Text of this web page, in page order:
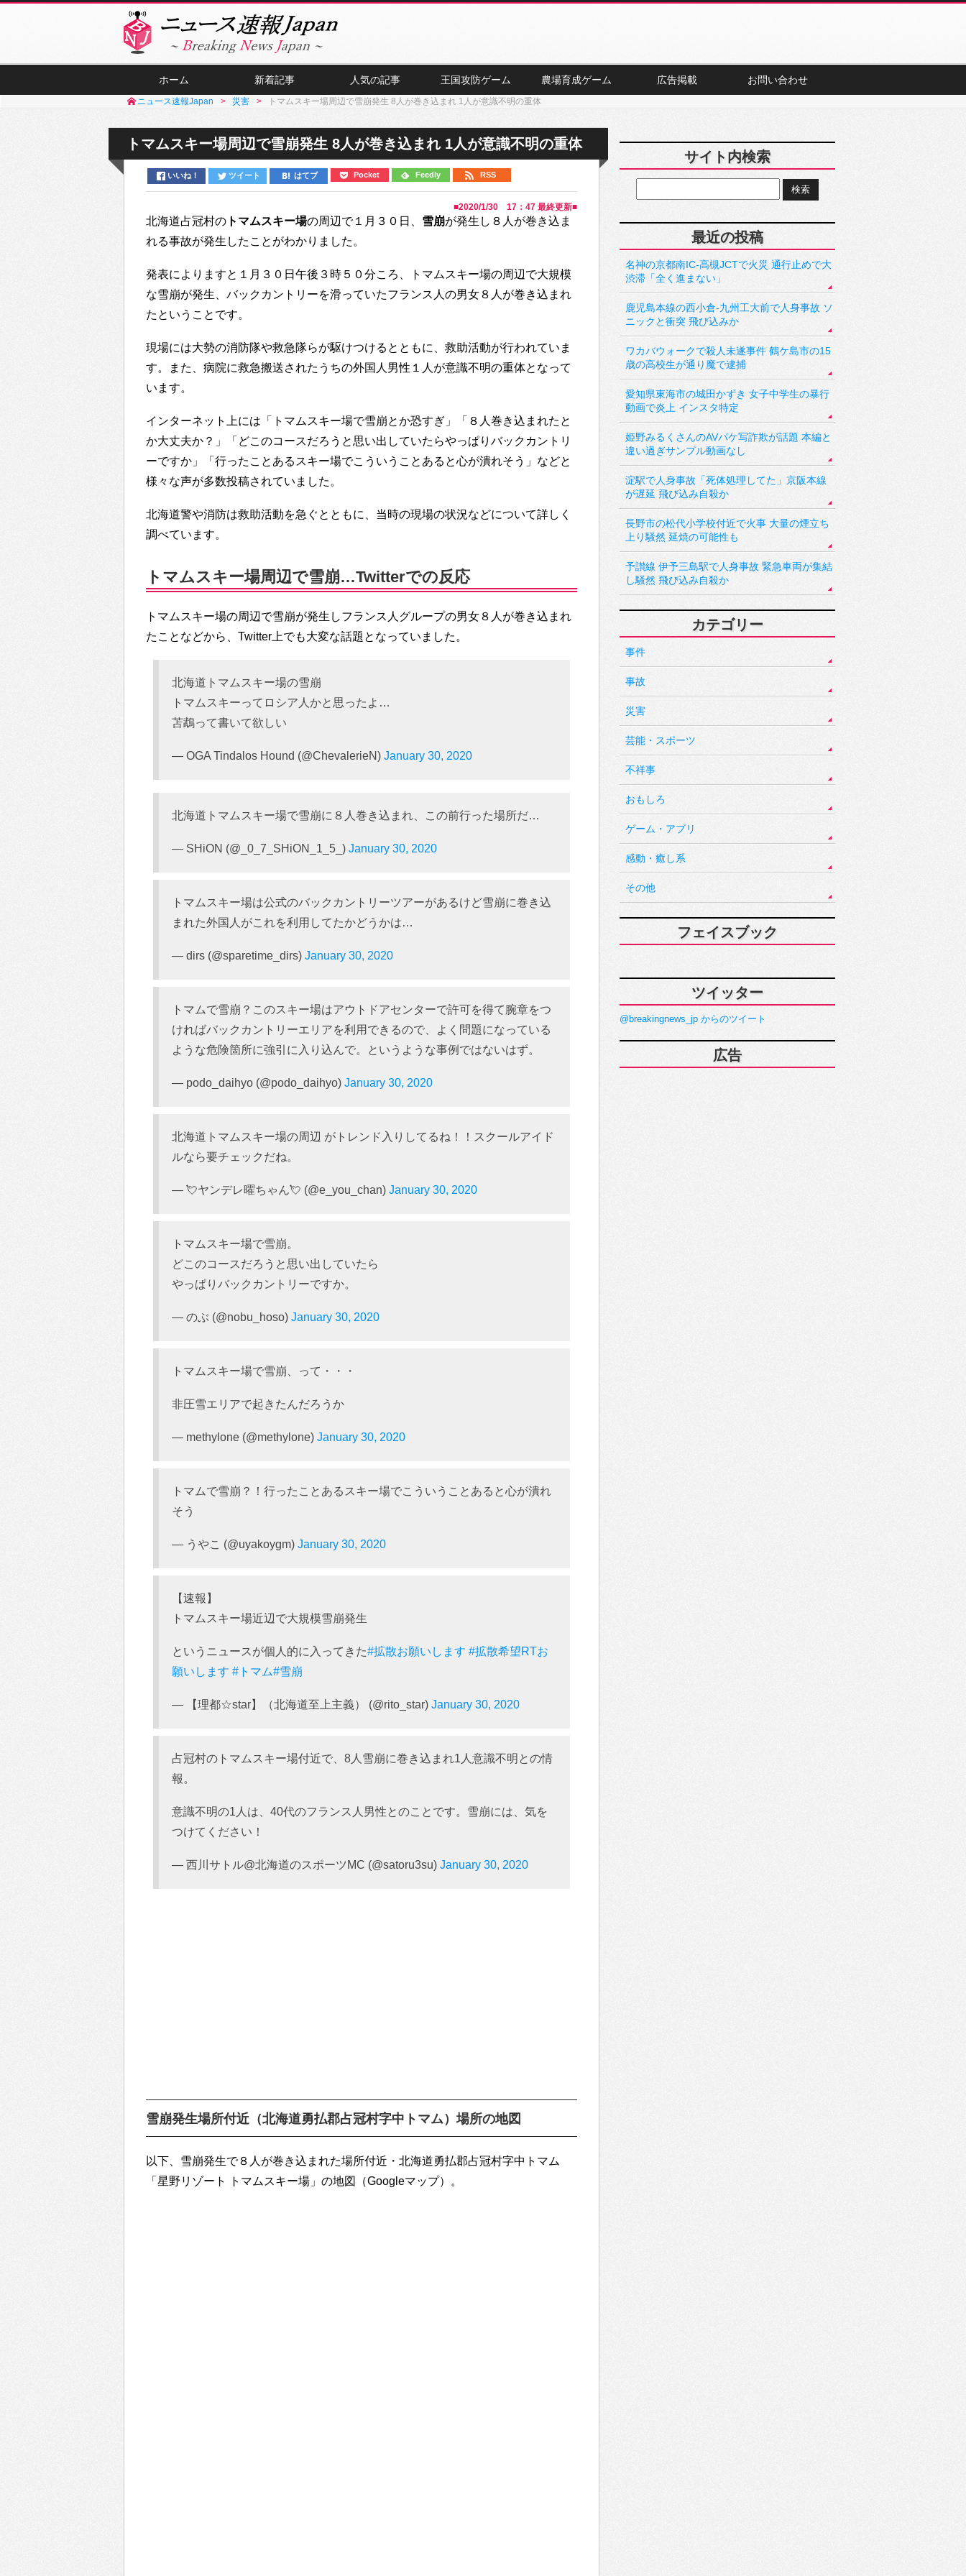
ホーム 新着記事 人気の記事 王国攻防ゲーム 農場育成ゲーム 広告掲載 お問い合わせ
ニュース速報Japan 災害 トマムスキー場周辺で雪崩発生 8人が巻き込まれ 1人が意識不明の重体
トマムスキー場周辺で雪崩発生 8人が巻き込まれ 1人が意識不明の重体
いいね！ ツイート はてブ Pocket Feedly RSS
■2020/1/30 17：47 最終更新■
北海道占冠村の トマムスキー場の周辺で１月３０日、 雪崩が発生し８人が巻き込ま
れる事故が発生したことがわかりました。
発表によりますと１月３０日午後３時５０分ころ、トマムスキー場の周辺で大規模
な雪崩が発生、バックカントリーを滑っていたフランス人の男女８人が巻き込まれ
たということです。
現場には大勢の消防隊や救急隊らが駆けつけるとともに、救助活動が行われていま
す。また、病院に救急搬送されたうちの外国人男性１人が意識不明の重体となって
います。
インターネット上には「トマムスキー場で雪崩とか恐すぎ」「８人巻き込まれたと
か大丈夫か？」「どこのコースだろうと思い出していたらやっぱりバックカントリ
ーですか」「行ったことあるスキー場でこういうことあると心が潰れそう」などと
様々な声が多数投稿されていました。
北海道警や消防は救助活動を急ぐとともに、当時の現場の状況などについて詳しく
調べています。
トマムスキー場周辺で雪崩…Twitterでの反応
トマムスキー場の周辺で雪崩が発生しフランス人グループの男女８人が巻き込まれ
たことなどから、Twitter上でも大変な話題となっていました。
北海道トマムスキー場の雪崩
トマムスキーってロシア人かと思ったよ…
苫鵡って書いて欲しい
— OGA Tindalos Hound (@ChevalerieN) January 30, 2020
北海道トマムスキー場で雪崩に８人巻き込まれ、この前行った場所だ…
— SHiON (@_0_7_SHiON_1_5_) January 30, 2020
トマムスキー場は公式のバックカントリーツアーがあるけど雪崩に巻き込
まれた外国人がこれを利用してたかどうかは…
— dirs (@sparetime_dirs) January 30, 2020
トマムで雪崩？このスキー場はアウトドアセンターで許可を得て腕章をつ
ければバックカントリーエリアを利用できるので、よく問題になっている
ような危険箇所に強引に入り込んで。というような事例ではないはず。
— podo_daihyo (@podo_daihyo) January 30, 2020
北海道トマムスキー場の周辺 がトレンド入りしてるね！！スクールアイド
ルなら要チェックだね。
— 💘ヤンデレ曜ちゃん💘 (@e_you_chan) January 30, 2020
トマムスキー場で雪崩。
どこのコースだろうと思い出していたら
やっぱりバックカントリーですか。
— のぶ (@nobu_hoso) January 30, 2020
トマムスキー場で雪崩、って・・・
非圧雪エリアで起きたんだろうか
— methylone (@methylone) January 30, 2020
トマムで雪崩？！行ったことあるスキー場でこういうことあると心が潰れ
そう
— うやこ (@uyakoygm) January 30, 2020
【速報】
トマムスキー場近辺で大規模雪崩発生
というニュースが個人的に入ってきた#拡散お願いします #拡散希望RTお
願いします #トマム#雪崩
— 【理都☆star】（北海道至上主義） (@rito_star) January 30, 2020
占冠村のトマムスキー場付近で、8人雪崩に巻き込まれ1人意識不明との情
報。
意識不明の1人は、40代のフランス人男性とのことです。雪崩には、気を
つけてください！
— 西川サトル@北海道のスポーツMC (@satoru3su) January 30, 2020
雪崩発生場所付近（北海道勇払郡占冠村字中トマム）場所の地図
以下、雪崩発生で８人が巻き込まれた場所付近・北海道勇払郡占冠村字中トマム
「星野リゾート トマムスキー場」の地図（Googleマップ）。
サイト内検索
最近の投稿
名神の京都南IC-高槻JCTで火災 通行止めで大
渋滞「全く進まない」
鹿児島本線の西小倉-九州工大前で人身事故 ソ
ニックと衝突 飛び込みか
ワカバウォークで殺人未遂事件 鶴ケ島市の15
歳の高校生が通り魔で逮捕
愛知県東海市の城田かずき 女子中学生の暴行
動画で炎上 インスタ特定
姫野みるくさんのAVパケ写詐欺が話題 本編と
違い過ぎサンプル動画なし
淀駅で人身事故「死体処理してた」京阪本線
が遅延 飛び込み自殺か
長野市の松代小学校付近で火事 大量の煙立ち
上り騒然 延焼の可能性も
予讃線 伊予三島駅で人身事故 緊急車両が集結
し騒然 飛び込み自殺か
カテゴリー
事件
事故
災害
芸能・スポーツ
不祥事
おもしろ
ゲーム・アプリ
感動・癒し系
その他
フェイスブック
ツイッター
@breakingnews_jp からのツイート
広告